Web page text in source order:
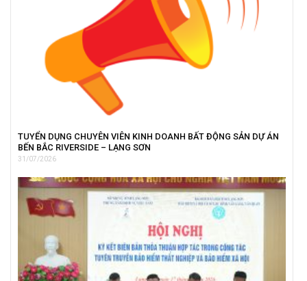
TUYỂN DỤNG CHUYÊN VIÊN KINH DOANH BẤT ĐỘNG SẢN DỰ ÁN
BẾN BẮC RIVERSIDE – LẠNG SƠN
31/07/2026